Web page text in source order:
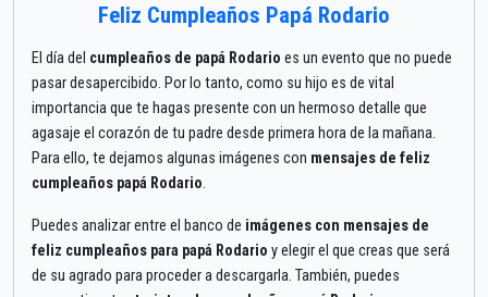
Feliz Cumpleaños Papá Rodario
El día del cumpleaños de papá Rodario es un evento que no puede
pasar desapercibido. Por lo tanto, como su hijo es de vital
importancia que te hagas presente con un hermoso detalle que
agasaje el corazón de tu padre desde primera hora de la mañana.
Para ello, te dejamos algunas imágenes con mensajes de feliz
cumpleaños papá Rodario.
Puedes analizar entre el banco de imágenes con mensajes de
feliz cumpleaños para papá Rodario y elegir el que creas que será
de su agrado para proceder a descargarla. También, puedes